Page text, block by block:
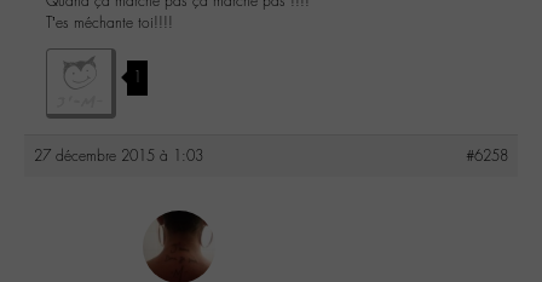
T’es méchante toi!!!!
1
27 décembre 2015 à 1:03 #6258